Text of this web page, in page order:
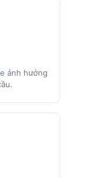
ảnh hưởng